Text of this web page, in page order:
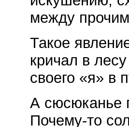
между
Такое
кричал в
своего «я» в
А сюсюканье
Почему-то